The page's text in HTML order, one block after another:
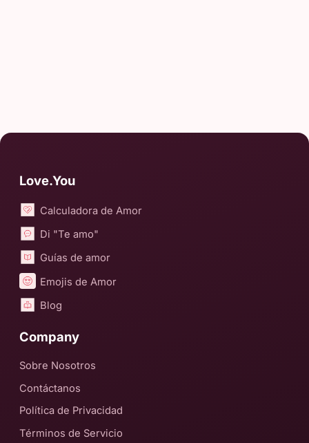
Love.You
Calculadora de Amor
Di "Te amo"
Guías de amor
Emojis de Amor
Blog
Company
Sobre Nosotros
Contáctanos
Política de Privacidad
Términos de Servicio